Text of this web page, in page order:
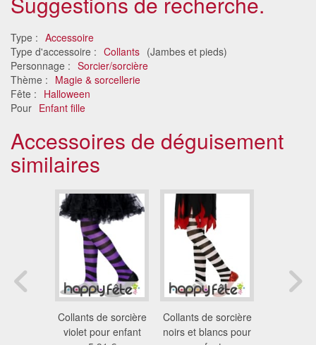
Type : Accessoire
Type d'accessoire : Collants (Jambes et pieds)
Personnage : Sorcier/sorcière
Thème : Magie & sorcellerie
Fête : Halloween
Pour Enfant fille
Accessoires de déguisement
similaires
Collants de sorcière
violet pour enfant
Collants de sorcière
noirs et blancs pour